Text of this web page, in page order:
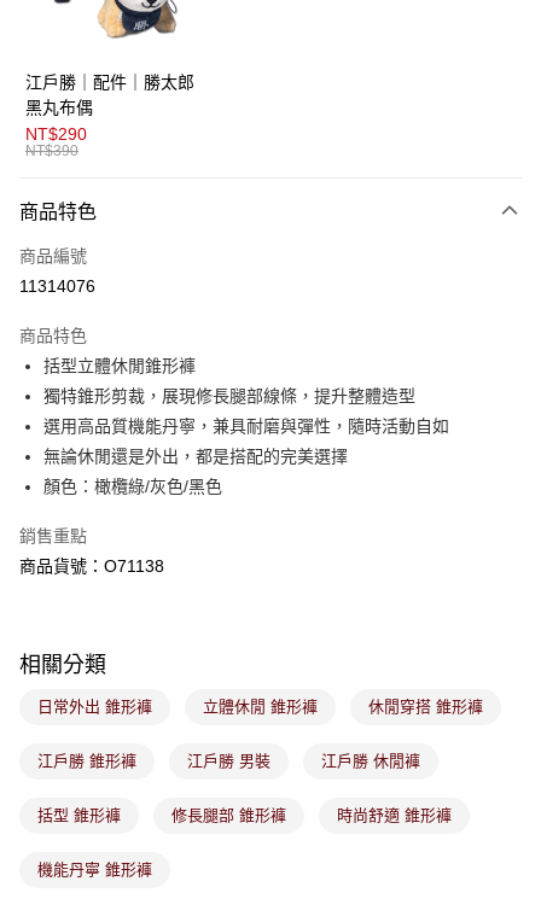
【關於「AFTEE先享後付」】
便利好安心！
１．簡單：不需註冊會員、不需綁卡、不需儲值。
２．便利：只要手機號碼，簡訊認證，即可結帳。
３．安心：先確認商品／服務後，再付款。
１．於結帳方式選擇「AFTEE先享後付」後，將跳轉至「AFTEE先享後付」
２．訂單成立數日內，您將收到繳費通知簡訊。
３．收到繳費通知簡訊後14天內，點擊此簡訊中的連結，可透過四大超商／
購買商品的店家。未經商家同意取消之訂單仍視為有效，需透過AFTEE先享
後付繳納相關費用。
※ 交易是否成功請以「AFTEE先享後付 」之結帳頁面顯示為準，若有關於
是否繳費成功／繳費後需取消欲退款等相關疑問，請聯繫「AFTEE先享後付
客戶支援中心」https://netprotections.freshdesk.com/support/home
１．透過由恩沛科技股份有限公司提供之「AFTEE先享後付」服務完成之交
權轉讓予恩沛科技股份有限公司。
２．關於個人資料處理事宜，請瀏覽以下網址：
４．使用「AFTEE先享後付」時，將依據個別帳號之用戶狀況，依本公司即
請求用戶進行身份認證。
恩沛科技股份有限公司將有權停止該用戶之使用額度並採取法律行動。
運送方式
全家取貨付款
免運費
免運費
付款後萊爾富取貨
免運費
7-11取貨付款
免運費
付款後7-11取貨
免運費
免運費
付款後門市取貨
江戶勝｜配件｜勝太郎
黑丸布偶
NT$290
NT$390
商品特色
商品編號
11314076
商品特色
括型立體休閒錐形褲
獨特錐形剪裁，展現修長腿部線條，提升整體造型
選用高品質機能丹寧，兼具耐磨與彈性，隨時活動自如
無論休閒還是外出，都是搭配的完美選擇
顏色：橄欖綠/灰色/黑色
銷售重點
商品貨號：O71138
相關分類
日常外出 錐形褲 立體休閒 錐形褲 休閒穿搭 錐形褲
江戶勝 錐形褲 江戶勝 男裝 江戶勝 休閒褲
括型 錐形褲 修長腿部 錐形褲 時尚舒適 錐形褲
機能丹寧 錐形褲